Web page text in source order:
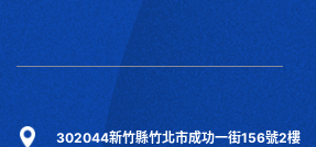
302044新竹縣竹北市成功一街156號2樓